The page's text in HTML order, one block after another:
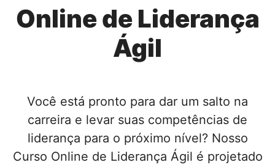
Online de Liderança
Ágil
Você está pronto para dar um salto na
carreira e levar suas competências de
liderança para o próximo nível? Nosso
Curso Online de Liderança Ágil é projetado